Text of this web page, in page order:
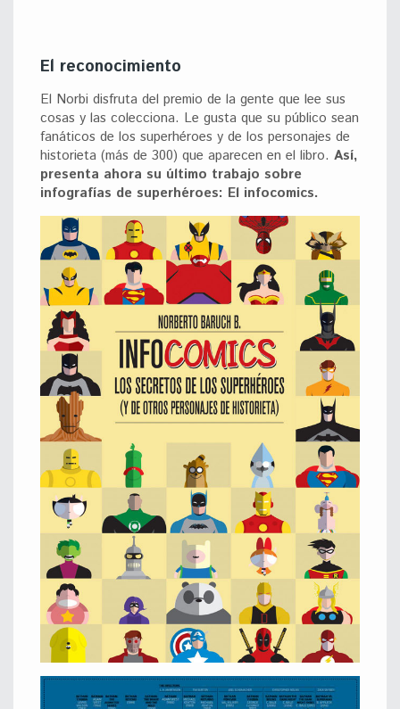
El reconocimiento
El Norbi disfruta del premio de la gente que lee sus
cosas y las colecciona. Le gusta que su público sean
fanáticos de los superhéroes y de los personajes de
historieta (más de 300) que aparecen en el libro. Así,
presenta ahora su último trabajo sobre
infografías de superhéroes: El infocomics.